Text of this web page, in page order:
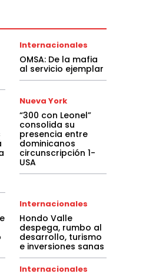
Internacionales
OMSA: De la mafia
al servicio ejemplar
Nueva York
“300 con Leonel”
consolida su
presencia entre
dominicanos
circunscripción 1-
USA
Internacionales
Hondo Valle
despega, rumbo al
desarrollo, turismo
e inversiones sanas
Internacionales